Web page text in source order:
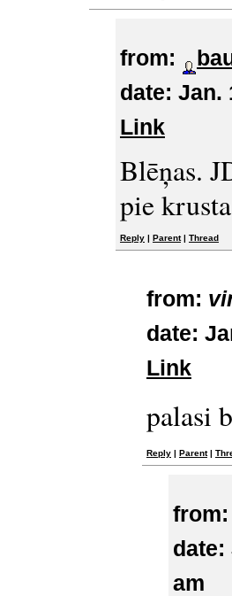
from:
date: Jan.
Link
Blēņas.
pie
Reply | Parent| Thread
from:
date:
Link
palasi
Reply | Parent|
from:
date:
am